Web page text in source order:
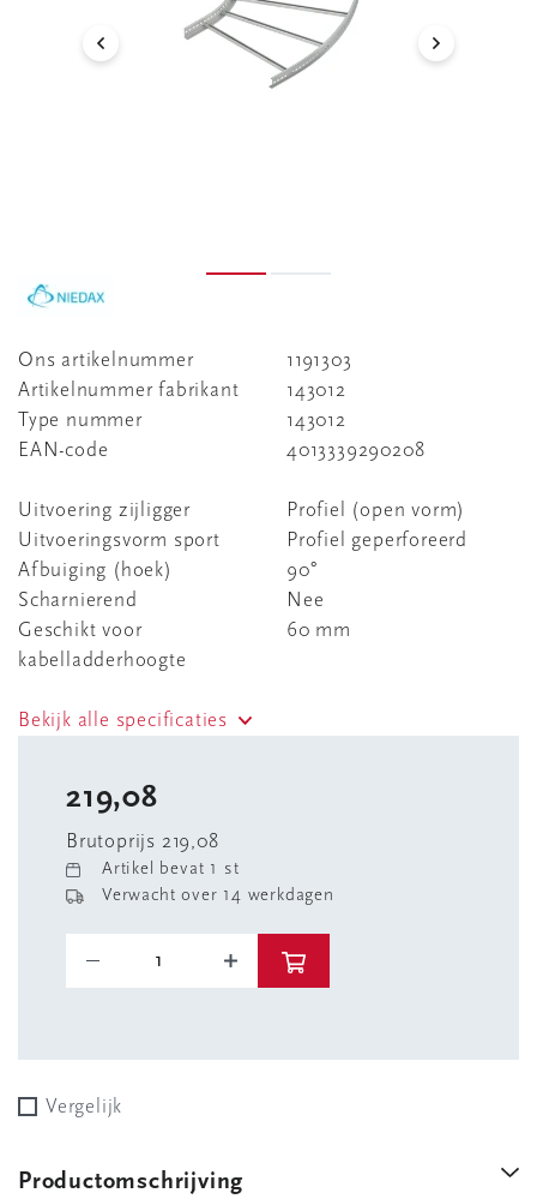
Ons artikelnummer
1191303
Artikelnummer fabrikant
143012
Type nummer
143012
EAN-code
4013339290208
Uitvoering zijligger
Profiel (open vorm)
Uitvoeringsvorm sport
Profiel geperforeerd
Afbuiging (hoek)
90°
Scharnierend
Nee
Geschikt voor
kabelladderhoogte
60 mm
Bekijk alle specificaties
219,08
Brutoprijs 219,08
Artikel bevat 1 st
Verwacht over 14 werkdagen
Vergelijk
Productomschrijving